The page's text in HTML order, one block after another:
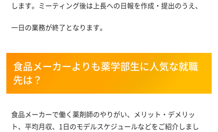
します。ミーティング後は上長への日報を作成・提出のうえ、
一日の業務が終了となります。
食品メーカーよりも薬学部生に人気な就職
先は？
食品メーカーで働く薬剤師のやりがい、メリット・デメリッ
ト、平均月収、1日のモデルスケジュールなどをご紹介しまし